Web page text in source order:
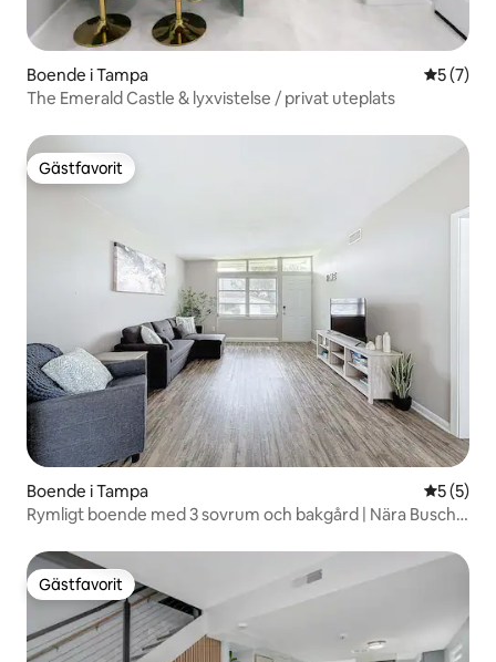
Boende i Tampa 5 av 5 i
5 (7)
The Emerald Castle & lyxvistelse / privat uteplats
Gästfavorit
Gästfavorit
Boende i Tampa 5 av 5 i
5 (5)
Rymligt boende med 3 sovrum och bakgård | Nära Busch
Gästfavorit
Gästfavorit